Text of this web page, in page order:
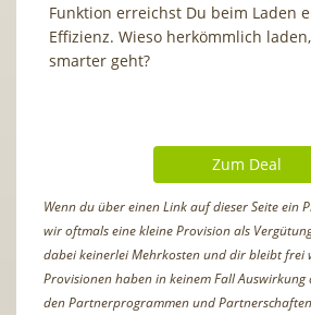
Funktion erreichst Du beim Laden
Effizienz. Wieso herkömmlich
smarter geht?
Zum Deal
Wenn du über einen Link auf dieser Seite ein
wir oftmals eine kleine Provision als
dabei keinerlei Mehrkosten und dir bleibt frei
Provisionen haben in keinem Fall Auswirkung
den Partnerprogrammen und